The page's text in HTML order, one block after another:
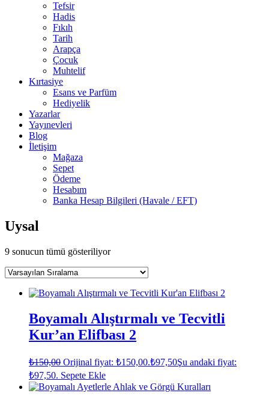
Tefsir
Hadis
Fıkıh
Tarih
Arapça
Çocuk
Muhtelif
Kırtasiye
Esans ve Parfüm
Hediyelik
Yazarlar
Yayınevleri
Blog
İletişim
Mağaza
Sepet
Ödeme
Hesabım
Banka Hesap Bilgileri (Havale / EFT)
Uysal
9 sonucun tümü gösteriliyor
Boyamalı Alıştırmalı ve Tecvitli
Kur’an Elifbası 2
₺150,00 Orijinal fiyat: ₺150,00.₺97,50Şu andaki fiyat:
₺97,50. Sepete Ekle